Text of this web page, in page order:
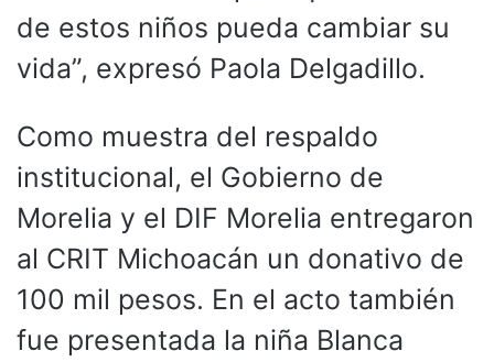
de estos niños pueda cambiar su
vida”, expresó Paola Delgadillo.
Como muestra del respaldo
institucional, el Gobierno de
Morelia y el DIF Morelia entregaron
al CRIT Michoacán un donativo de
100 mil pesos. En el acto también
fue presentada la niña Blanca